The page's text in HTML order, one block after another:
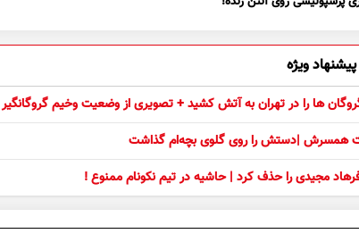
پیشنهاد ویژه
ها را در تهران به آتش کشید + تصویری از وضعیت وخیم گروگانگیر
همسرش |دستش را روی گلوی بچه‌ام گذاشت
مجیدی را حذف کرد | حاشیه در تیم نکونام ممنوع !